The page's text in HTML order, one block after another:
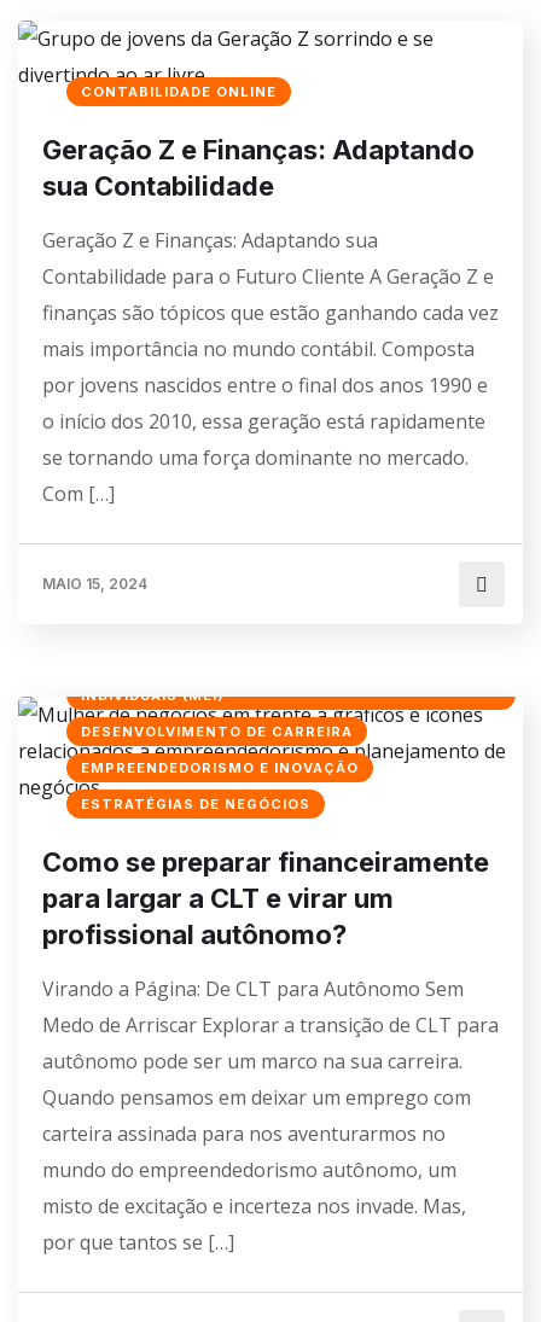
CONTABILIDADE ONLINE
Geração Z e Finanças: Adaptando
sua Contabilidade
Geração Z e Finanças: Adaptando sua
Contabilidade para o Futuro Cliente A Geração Z e
finanças são tópicos que estão ganhando cada vez
mais importância no mundo contábil. Composta
por jovens nascidos entre o final dos anos 1990 e
o início dos 2010, essa geração está rapidamente
se tornando uma força dominante no mercado.
Com […]
MAIO 15, 2024
INDIVIDUAIS (MEI)
DESENVOLVIMENTO DE CARREIRA
EMPREENDEDORISMO E INOVAÇÃO
ESTRATÉGIAS DE NEGÓCIOS
Como se preparar financeiramente
para largar a CLT e virar um
profissional autônomo?
Virando a Página: De CLT para Autônomo Sem
Medo de Arriscar Explorar a transição de CLT para
autônomo pode ser um marco na sua carreira.
Quando pensamos em deixar um emprego com
carteira assinada para nos aventurarmos no
mundo do empreendedorismo autônomo, um
misto de excitação e incerteza nos invade. Mas,
por que tantos se […]